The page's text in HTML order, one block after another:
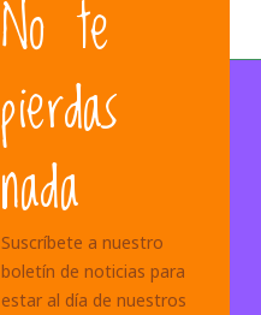
No te
pierdas
nada
Suscríbete a nuestro
boletín de noticias para
estar al día de nuestros